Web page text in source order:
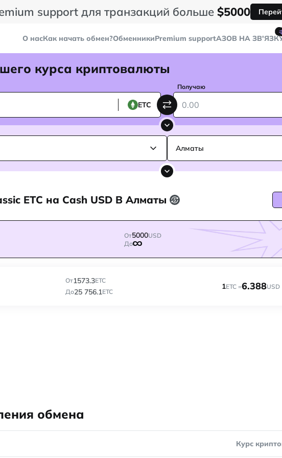
support для транзакций больше $5000
О насКак начать обмен?ОбменникиPremium supportAЗОВ НА
курса криптовалюты
ETC
Получаю
Алматы
ETC на Cash USD В Алматы
От5000USD
До
От1573.3ETC
До25 756.1ETC
1ETC =6.388USD
обмена
Курс